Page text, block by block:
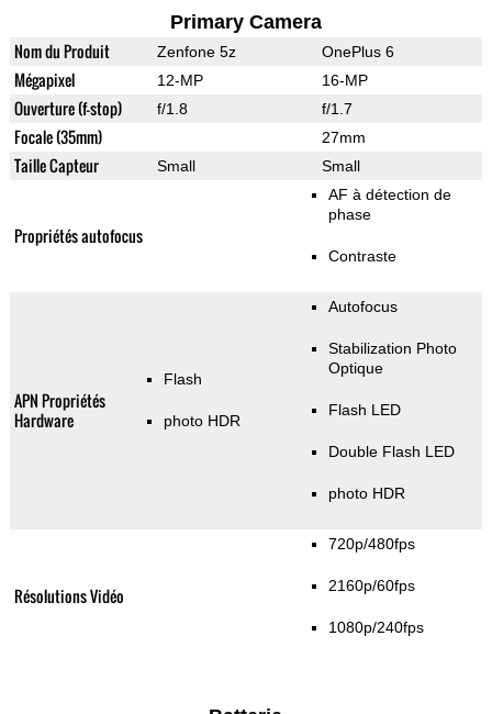
Primary Camera
Nom du Produit Zenfone 5z OnePlus 6
Mégapixel 12-MP 16-MP
Ouverture (f-stop) f/1.8 f/1.7
Focale (35mm) 27mm
Taille Capteur Small Small
Propriétés autofocus
AF à détection de
phase
Contraste
APN Propriétés
Hardware
Flash
photo HDR
Autofocus
Stabilization Photo
Optique
Flash LED
Double Flash LED
photo HDR
Résolutions Vidéo
720p/480fps
2160p/60fps
1080p/240fps